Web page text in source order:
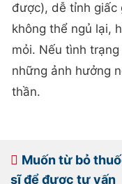
được), dễ tỉnh giấc
không thể ngủ lại,
mỏi. Nếu tình
những ảnh hưởng
thần.
Muốn từ bỏ
sĩ để được tư vấn